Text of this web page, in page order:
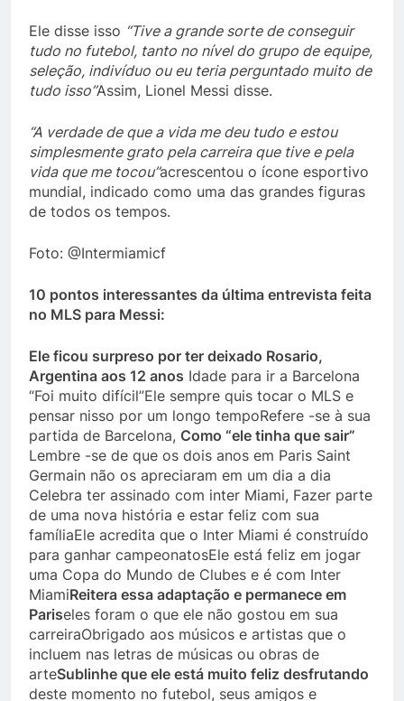
Ele disse isso “Tive a grande sorte de conseguir
tudo no futebol, tanto no nível do grupo de equipe,
seleção, indivíduo ou eu teria perguntado muito de
tudo isso”Assim, Lionel Messi disse.
“A verdade de que a vida me deu tudo e estou
simplesmente grato pela carreira que tive e pela
vida que me tocou”acrescentou o ícone esportivo
mundial, indicado como uma das grandes figuras
de todos os tempos.
Foto: @Intermiamicf
10 pontos interessantes da última entrevista feita
no MLS para Messi:
Ele ficou surpreso por ter deixado Rosario,
Argentina aos 12 anos Idade para ir a Barcelona
“Foi muito difícil”Ele sempre quis tocar o MLS e
pensar nisso por um longo tempoRefere -se à sua
partida de Barcelona, Como “ele tinha que sair”
Lembre -se de que os dois anos em Paris Saint
Germain não os apreciaram em um dia a dia
Celebra ter assinado com inter Miami, Fazer parte
de uma nova história e estar feliz com sua
famíliaEle acredita que o Inter Miami é construído
para ganhar campeonatosEle está feliz em jogar
uma Copa do Mundo de Clubes e é com Inter
MiamiReitera essa adaptação e permanece em
Pariseles foram o que ele não gostou em sua
carreiraObrigado aos músicos e artistas que o
incluem nas letras de músicas ou obras de
arteSublinhe que ele está muito feliz desfrutando
deste momento no futebol, seus amigos e